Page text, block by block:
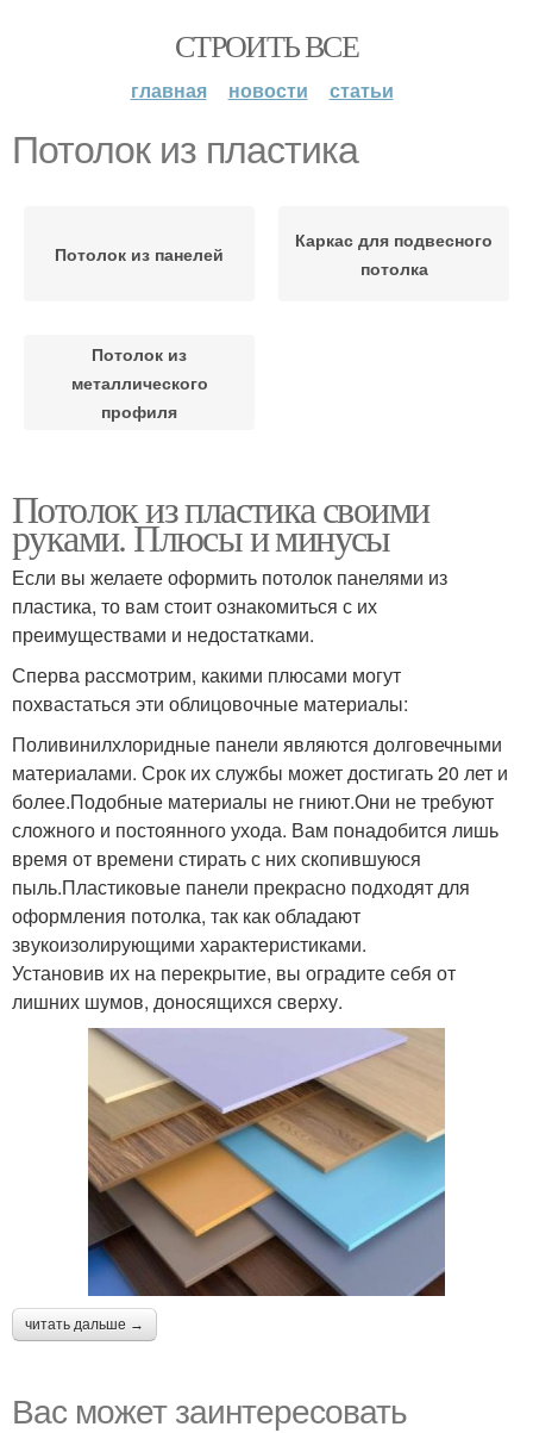
СТРОИТЬ ВСЕ
главная новости статьи
Потолок из пластика
Потолок из панелей
Каркас для подвесного
потолка
Потолок из
металлического
профиля
Потолок из пластика своими
руками. Плюсы и минусы
Если вы желаете оформить потолок панелями из
пластика, то вам стоит ознакомиться с их
преимуществами и недостатками.
Сперва рассмотрим, какими плюсами могут
похвастаться эти облицовочные материалы:
Поливинилхлоридные панели являются долговечными
материалами. Срок их службы может достигать 20 лет и
более.Подобные материалы не гниют.Они не требуют
сложного и постоянного ухода. Вам понадобится лишь
время от времени стирать с них скопившуюся
пыль.Пластиковые панели прекрасно подходят для
оформления потолка, так как обладают
звукоизолирующими характеристиками.
Установив их на перекрытие, вы оградите себя от
лишних шумов, доносящихся сверху.
читать дальше →
Вас может заинтересовать